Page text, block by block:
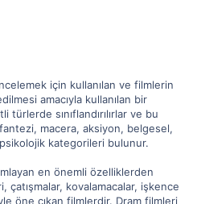
için kullanılan ve filmlerin
amacıyla kullanılan bir
sınıflandırılırlar ve bu
macera, aksiyon, belgesel,
kategorileri bulunur.
en önemli özelliklerden
çatışmalar, kovalamacalar, işkence
öne çıkan filmlerdir. Dram filmleri